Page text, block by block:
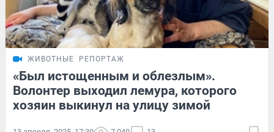
ЖИВОТНЫЕ РЕПОРТАЖ
«Был истощенным и облезлым».
Волонтер выходил лемура, которого
хозяин выкинул на улицу зимой